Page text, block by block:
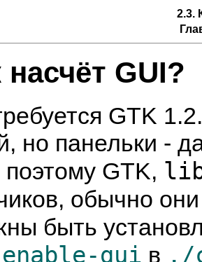
2.3.
насчёт GUI?
GTK
но панельки -
GTK,
обычно
быть
gui в ./